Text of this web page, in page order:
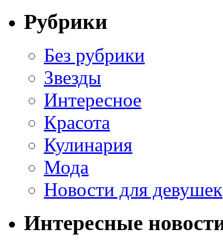
Рубрики
Без рубрики
Звезды
Интересное
Красота
Кулинария
Мода
Новости для девушек
Интересные